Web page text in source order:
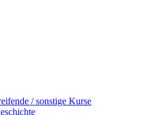
/ sonstige Kurse